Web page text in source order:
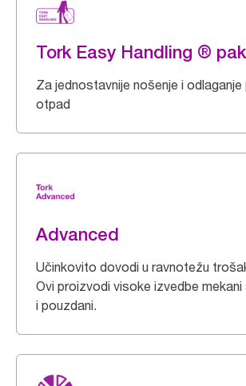
Tork Easy Handling ®
Za jednostavnije nošenje i odlaganje
otpad
Advanced
Učinkovito dovodi u ravnotežu
Ovi proizvodi visoke izvedbe
i pouzdani.